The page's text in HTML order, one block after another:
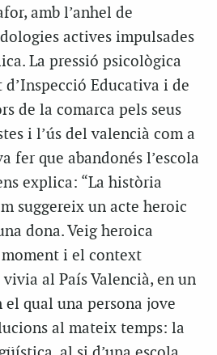
amb l’anhel de
actives impulsades
La pressió psicològica
Educativa i de
de la comarca pels seus
i l’ús del valencià com a
fer que abandonés l’escola
explica: “La història
suggereix un acte heroic
dona. Veig heroica
i el context
al País Valencià, en un
el qual una persona jove
al mateix temps: la